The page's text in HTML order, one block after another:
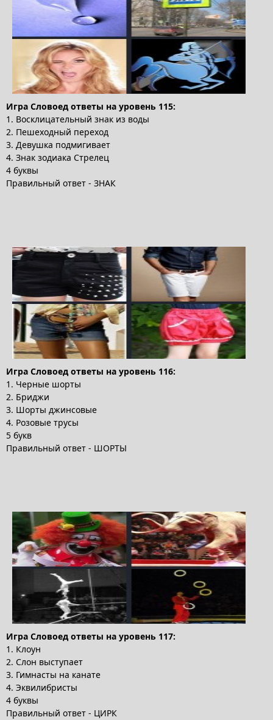
Игра Словоед ответы на уровень 115:
1. Восклицательный знак из воды
2. Пешеходный переход
3. Девушка подмигивает
4. Знак зодиака Стрелец
4 буквы
Правильный ответ - ЗНАК
Игра Словоед ответы на уровень 116:
1. Черные шорты
2. Бриджи
3. Шорты джинсовые
4. Розовые трусы
5 букв
Правильный ответ - ШОРТЫ
Игра Словоед ответы на уровень 117:
1. Клоун
2. Слон выступает
3. Гимнасты на канате
4. Эквилибристы
4 буквы
Правильный ответ - ЦИРК